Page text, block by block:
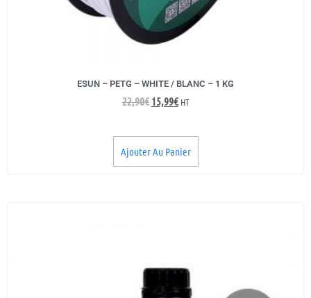
ESUN – PETG – WHITE / BLANC – 1 KG
22,90€ 15,99€ HT
Ajouter Au Panier